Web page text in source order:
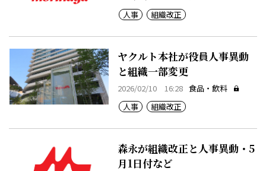
人事
組織改正
ヤクルト本社が役員人事異動
と組織一部変更
2026/02/10 16:28 食品・飲料
人事
組織改正
森永が組織改正と人事異動・5
月1日付など